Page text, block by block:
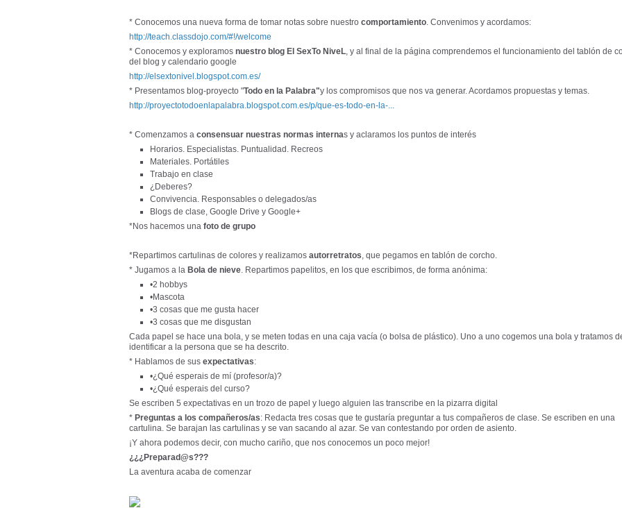
* Conocemos una nueva forma de tomar notas sobre nuestro comportamiento. Convenimos y acordamos:
http://teach.classdojo.com/#!/welcome
* Conocemos y exploramos nuestro blog El SexTo NiveL, y al final de la página comprendemos el funcionamiento del tablón de
del blog y calendario google
http://elsextonivel.blogspot.com.es/
* Presentamos blog-proyecto "Todo en la Palabra"y los compromisos que nos va generar. Acordamos propuestas y temas.
http://proyectotodoenlapalabra.blogspot.com.es/p/que-es-todo-en-la-...
* Comenzamos a consensuar nuestras normas internas y aclaramos los puntos de interés
Horarios. Especialistas. Puntualidad. Recreos
Materiales. Portátiles
Trabajo en clase
¿Deberes?
Convivencia. Responsables o delegados/as
Blogs de clase, Google Drive y Google+
*Nos hacemos una foto de grupo
*Repartimos cartulinas de colores y realizamos autorretratos, que pegamos en tablón de corcho.
* Jugamos a la Bola de nieve. Repartimos papelitos, en los que escribimos, de forma anónima:
•2 hobbys
•Mascota
•3 cosas que me gusta hacer
•3 cosas que me disgustan
Cada papel se hace una bola, y se meten todas en una caja vacía (o bolsa de plástico). Uno a uno cogemos una bola y tratamos
identificar a la persona que se ha descrito.
* Hablamos de sus expectativas:
•¿Qué esperais de mí (profesor/a)?
•¿Qué esperais del curso?
Se escriben 5 expectativas en un trozo de papel y luego alguien las transcribe en la pizarra digital
* Preguntas a los compañeros/as: Redacta tres cosas que te gustaría preguntar a tus compañeros de clase. Se escriben en una
cartulina. Se barajan las cartulinas y se van sacando al azar. Se van contestando por orden de asiento.
¡Y ahora podemos decir, con mucho cariño, que nos conocemos un poco mejor!
¿¿¿Preparad@s???
La aventura acaba de comenzar